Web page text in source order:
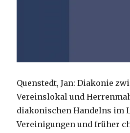
Quenstedt, Jan: Diakonie
Vereinslokal und
diakonischen Handelns im
Vereinigungen und früher